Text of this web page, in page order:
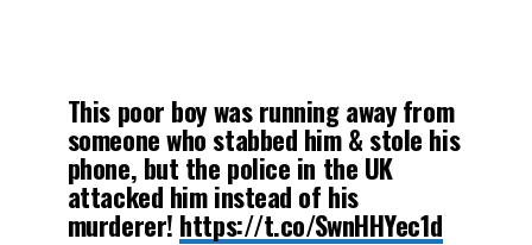
This poor boy was running away from
someone who stabbed him & stole his
phone, but the police in the UK
attacked him instead of his
murderer! https://t.co/SwnHHYec1d